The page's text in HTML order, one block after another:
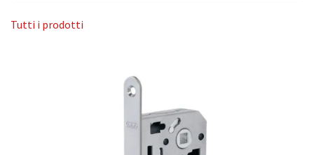
Tutti i prodotti